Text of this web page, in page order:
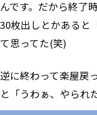
んです。だから終了
30枚出しとかあると
て思ってた(笑)
逆に終わって楽屋戻
と「うわぁ、やられ